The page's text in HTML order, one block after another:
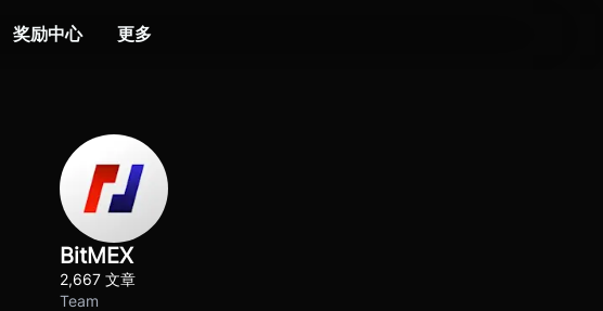
奖励中心 更多
BitMEX
2,667 文章
Team